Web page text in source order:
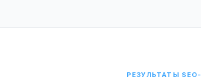
РЕЗУЛЬТАТЫ